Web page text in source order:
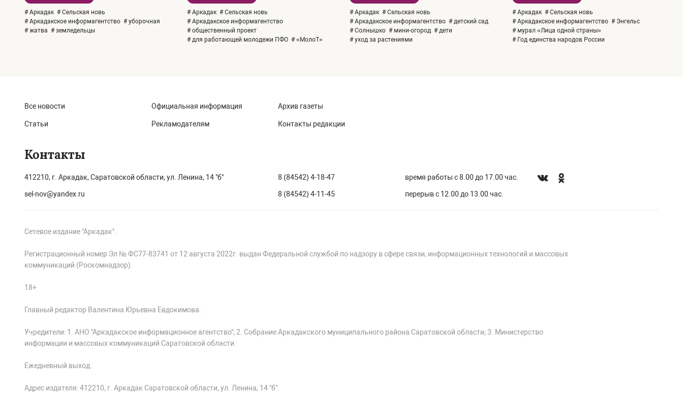
# Аркадак # Сельская новь
# Аркадакское информагентство # уборочная
# жатва # земледельцы
# Аркадак # Сельская новь
# Аркадакское информагентство
# общественный проект
# для работающей молодежи ПФО # «МолоТ»
# Аркадак # Сельская новь
# Аркадакское информагентство # детский сад
# Солнышко # мини-огород # дети
# уход за растениями
# Аркадак # Сельская новь
# Аркадакское информагентство # Энгельс
# мурал «Лица одной страны»
# Год единства народов России
Все новости
Статьи
Официальная информация
Рекламодателям
Архив газеты
Контакты редакции
Контакты
412210, г. Аркадак, Саратовской области, ул. Ленина, 14 "б"
sel-nov@yandex.ru
8 (84542) 4-18-47
8 (84542) 4-11-45
время работы с 8.00 до 17.00 час.
перерыв с 12.00 до 13.00 час.
Сетевое издание "Аркадак".
Регистрационный номер Эл № ФС77-83741 от 12 августа 2022г. выдан Федеральной службой по надзору в сфере связи, информационных технологий и массовых
коммуникаций (Роскомнадзор).
18+
Главный редактор Валентина Юрьевна Евдокимова.
Учредители: 1. АНО "Аркадакское информационное агентство"; 2. Собрание Аркадакского муниципального района Саратовской области; 3. Министерство
информации и массовых коммуникаций Саратовской области.
Ежедневный выход.
Адрес издателя: 412210, г. Аркадак Саратовской области, ул. Ленина, 14 "б".